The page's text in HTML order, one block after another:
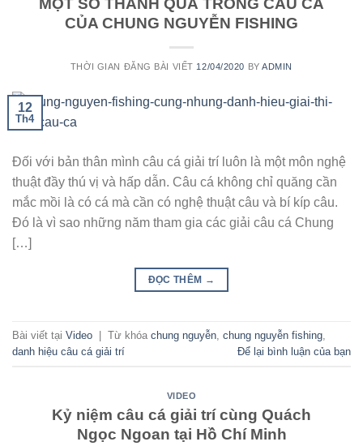
MỘT SỐ THÀNH QUẢ TRONG CÂU CÁ
CỦA CHUNG NGUYỄN FISHING
THỜI GIAN ĐĂNG BÀI VIẾT 12/04/2020 BYADMIN
12
Th4
Đối với bản thân mình câu cá giải trí luôn là một môn nghệ
thuật đầy thú vị và hấp dẫn. Câu cá không chỉ quăng cần
mắc mồi là có cá mà cần có nghệ thuật câu và bí kíp câu.
Đó là vì sao những năm tham gia các giải câu cá Chung
[…]
ĐỌC THÊM →
Bài viết tại Video | Từ khóa chung nguyễn chung nguyễn fishing
danh hiệu câu cá giải trí
Để lại bình luận của bạn
VIDEO
Kỷ niệm câu cá giải trí cùng Quách
Ngọc Ngoan tại Hồ Chí Minh